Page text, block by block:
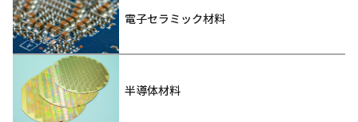
電子セラミック材料
半導体材料